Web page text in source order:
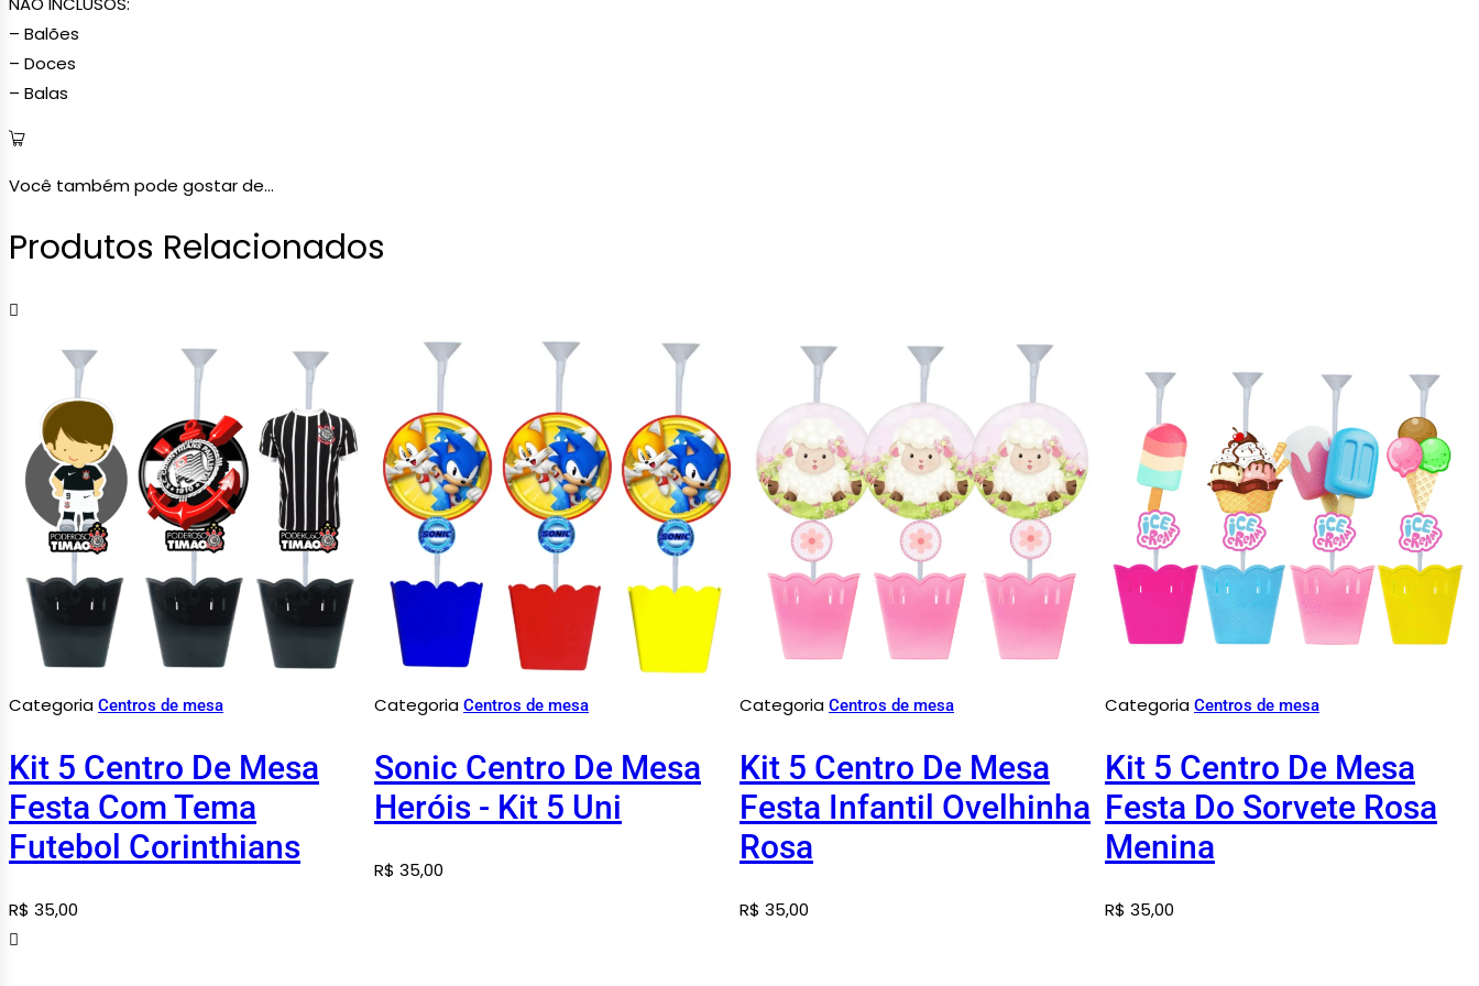
– Balões
– Doces
– Balas
Você também pode gostar de...
Produtos Relacionados
Categoria Centros de mesa
Kit 5 Centro De Mesa
Festa Com Tema
Futebol Corinthians
R$ 35,00
Categoria Centros de mesa
Sonic Centro De Mesa
Heróis - Kit 5 Uni
R$ 35,00
Categoria Centros de mesa
Kit 5 Centro De Mesa
Festa Infantil Ovelhinha
Rosa
R$ 35,00
Categoria Centros de mesa
Kit 5 Centro De Mesa
Festa Do Sorvete Rosa
Menina
R$ 35,00